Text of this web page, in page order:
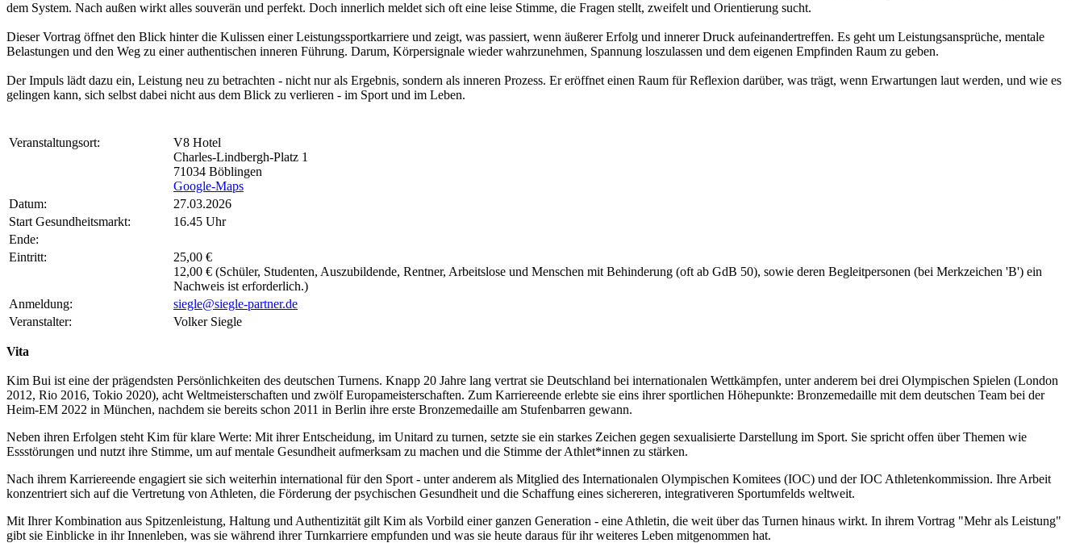
dem System. Nach außen wirkt alles souverän und perfekt. Doch innerlich meldet sich oft eine leise Stimme, die Fragen stellt, zweifelt und Orientierung sucht.
Dieser Vortrag öffnet den Blick hinter die Kulissen einer Leistungssportkarriere und zeigt, was passiert, wenn äußerer Erfolg und innerer Druck aufeinandertreffen. Es geht um Leistungsansprüche, mentale
Belastungen und den Weg zu einer authentischen inneren Führung. Darum, Körpersignale wieder wahrzunehmen, Spannung loszulassen und dem eigenen Empfinden Raum zu geben.
Der Impuls lädt dazu ein, Leistung neu zu betrachten - nicht nur als Ergebnis, sondern als inneren Prozess. Er eröffnet einen Raum für Reflexion darüber, was trägt, wenn Erwartungen laut werden, und wie es
gelingen kann, sich selbst dabei nicht aus dem Blick zu verlieren - im Sport und im Leben.
Veranstalter: Volker Siegle
Veranstaltungsort:
V8 Hotel
Charles-Lindbergh-Platz 1
71034 Böblingen
Google-Maps
Datum:
27.03.2026
Start Gesundheitsmarkt:
16.45 Uhr
Ende:
Eintritt:
25,00 €
12,00 € (Schüler, Studenten, Auszubildende, Rentner, Arbeitslose und Menschen mit Behinderung (oft ab GdB 50), sowie deren Begleitpersonen (bei Merkzeichen 'B') ein
Nachweis ist erforderlich.)
Anmeldung:
siegle@siegle-partner.de
Vita
Kim Bui ist eine der prägendsten Persönlichkeiten des deutschen Turnens. Knapp 20 Jahre lang vertrat sie Deutschland bei internationalen Wettkämpfen, unter anderem bei drei Olympischen Spielen (London
2012, Rio 2016, Tokio 2020), acht Weltmeisterschaften und zwölf Europameisterschaften. Zum Karriereende erlebte sie eins ihrer sportlichen Höhepunkte: Bronzemedaille mit dem deutschen Team bei der
Heim-EM 2022 in München, nachdem sie bereits schon 2011 in Berlin ihre erste Bronzemedaille am Stufenbarren gewann.
Neben ihren Erfolgen steht Kim für klare Werte: Mit ihrer Entscheidung, im Unitard zu turnen, setzte sie ein starkes Zeichen gegen sexualisierte Darstellung im Sport. Sie spricht offen über Themen wie
Essstörungen und nutzt ihre Stimme, um auf mentale Gesundheit aufmerksam zu machen und die Stimme der Athlet*innen zu stärken.
Nach ihrem Karriereende engagiert sie sich weiterhin international für den Sport - unter anderem als Mitglied des Internationalen Olympischen Komitees (IOC) und der IOC Athletenkommission. Ihre Arbeit
konzentriert sich auf die Vertretung von Athleten, die Förderung der psychischen Gesundheit und die Schaffung eines sichereren, integrativeren Sportumfelds weltweit.
Mit Ihrer Kombination aus Spitzenleistung, Haltung und Authentizität gilt Kim als Vorbild einer ganzen Generation - eine Athletin, die weit über das Turnen hinaus wirkt. In ihrem Vortrag "Mehr als Leistung"
gibt sie Einblicke in ihr Innenleben, was sie während ihrer Turnkarriere empfunden und was sie heute daraus für ihr weiteres Leben mitgenommen hat.